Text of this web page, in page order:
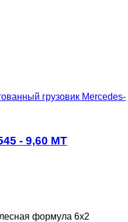
грузовик Mercedes-
- 9,60 MT
формула 6x2